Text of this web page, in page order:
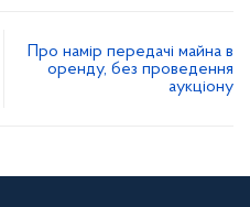
Про намір передачі майна в
оренду, без проведення
аукціону